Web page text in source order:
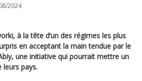
2024
à la tête d’un des régimes les plus
en acceptant la main tendue par le
une initiative qui pourrait mettre un
leurs pays.